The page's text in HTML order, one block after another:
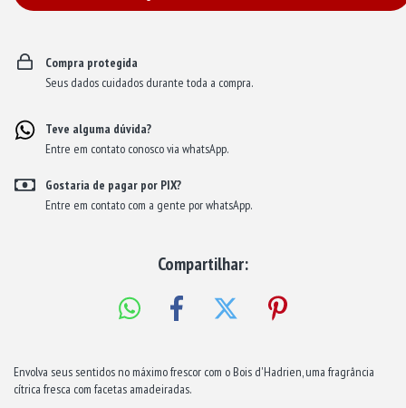
Compra protegida
Seus dados cuidados durante toda a compra.
Teve alguma dúvida?
Entre em contato conosco via whatsApp.
Gostaria de pagar por PIX?
Entre em contato com a gente por whatsApp.
Compartilhar:
Envolva seus sentidos no máximo frescor com o Bois d'Hadrien, uma fragrância
cítrica fresca com facetas amadeiradas.